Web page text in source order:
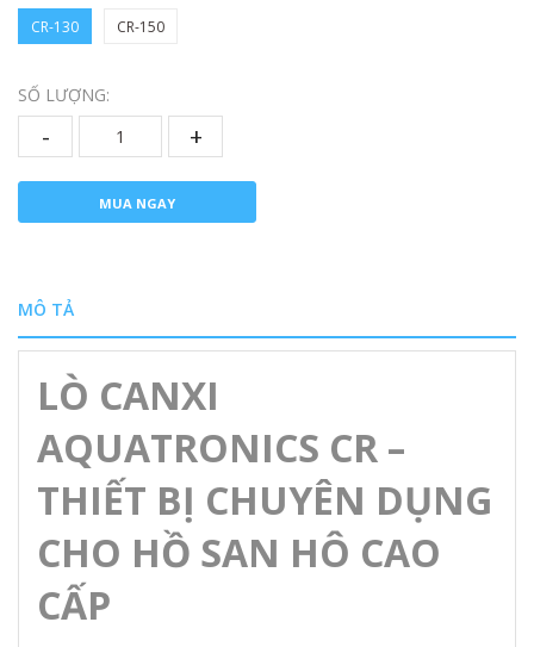
CR-130 CR-150
SỐ LƯỢNG:
- +
MUA NGAY
MÔ TẢ
LÒ CANXI
AQUATRONICS CR –
THIẾT BỊ CHUYÊN DỤNG
CHO HỒ SAN HÔ CAO
CẤP